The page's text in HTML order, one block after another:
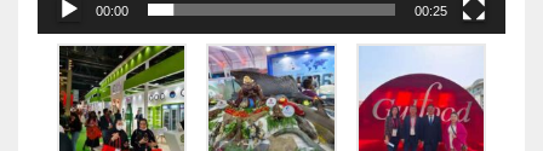
00:00 00:25